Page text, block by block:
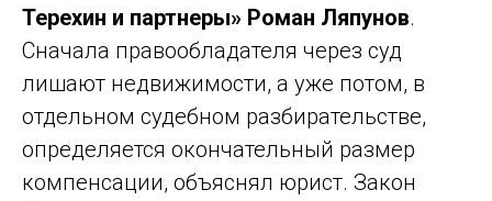
Терехин и партнеры» Роман Ляпунов.
Сначала правообладателя через суд
лишают недвижимости, а уже потом, в
отдельном судебном разбирательстве,
определяется окончательный размер
компенсации, объяснял юрист. Закон